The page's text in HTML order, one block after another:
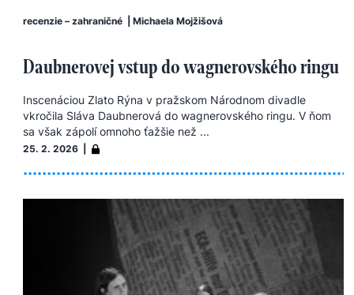
recenzie – zahraničné Michaela Mojžišová
Daubnerovej vstup do wagnerovského ringu
Inscenáciou Zlato Rýna v pražskom Národnom divadle
vkročila Sláva Daubnerová do wagnerovského ringu. V ňom
sa však zápolí omnoho ťažšie než ...
25. 2. 2026 |